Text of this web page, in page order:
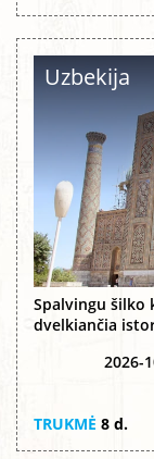
Uzbekija
Spalvingu šilko
dvelkiančia
2026-
TRUKMĖ 8 d.